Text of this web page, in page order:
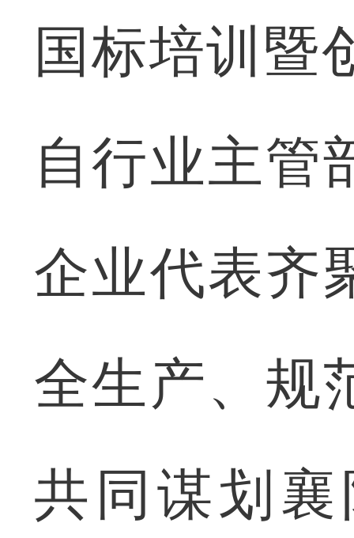
国标培训暨
自行业主管
企业代表齐
全生产、规
共同谋划